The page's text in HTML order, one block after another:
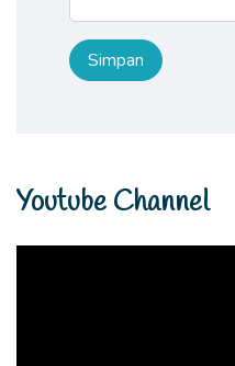
Youtube Channel